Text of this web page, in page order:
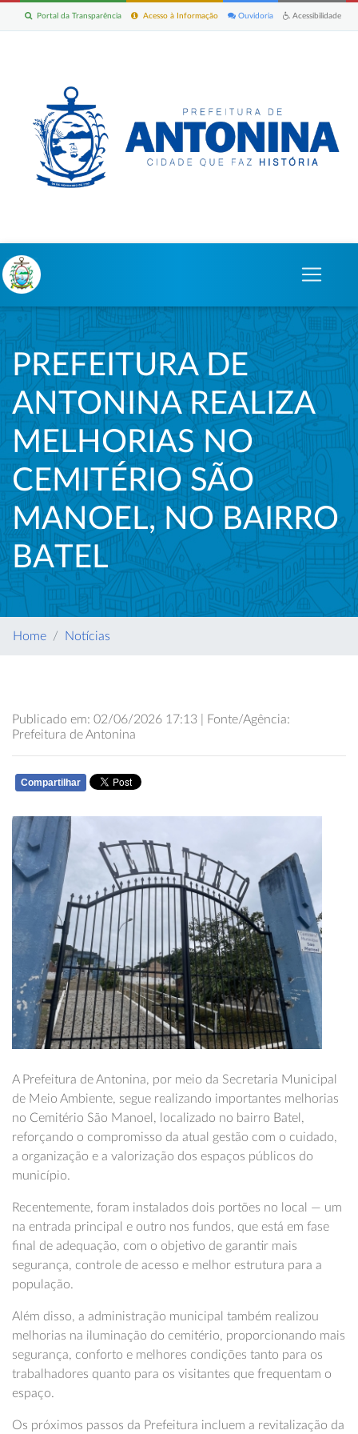
Acessibilidade
Ouvidoria
Acesso à Informação
Portal da Transparência
PREFEITURA DE
ANTONINA REALIZA
MELHORIAS NO
CEMITÉRIO SÃO
MANOEL, NO BAIRRO
BATEL
Home Notícias
Publicado em: 02/06/2026 17:13 | Fonte/Agência:
Prefeitura de Antonina
Compartilhar
A Prefeitura de Antonina, por meio da Secretaria Municipal
de Meio Ambiente, segue realizando importantes melhorias
no Cemitério São Manoel, localizado no bairro Batel,
reforçando o compromisso da atual gestão com o cuidado,
a organização e a valorização dos espaços públicos do
município.
Recentemente, foram instalados dois portões no local — um
na entrada principal e outro nos fundos, que está em fase
final de adequação, com o objetivo de garantir mais
segurança, controle de acesso e melhor estrutura para a
população.
Além disso, a administração municipal também realizou
melhorias na iluminação do cemitério, proporcionando mais
segurança, conforto e melhores condições tanto para os
trabalhadores quanto para os visitantes que frequentam o
espaço.
Os próximos passos da Prefeitura incluem a revitalização da